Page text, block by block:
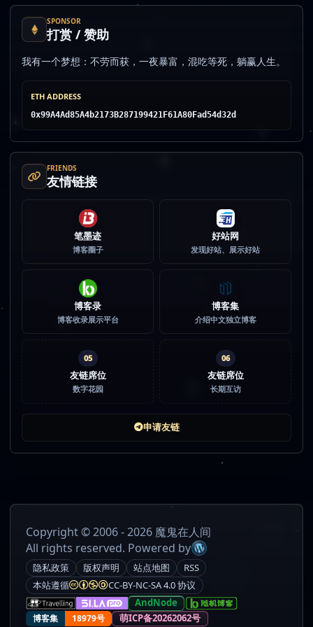
SPONSOR
打赏 / 赞助
我有一个梦想：不劳而获，一夜暴富，混吃等死，躺赢人生。
ETH ADDRESS
0x99A4Ad85A4b2173B287199421F61A80Fad54d32d
FRIENDS
友情链接
笔墨迹
博客圈子
好站网
发现好站、展示好站
博客录
博客收录展示平台
博客集
介绍中文独立博客
05
友链席位
数字花园
06
友链席位
长期互访
申请友链
Copyright © 2006 - 2026 魔鬼在人间
All rights reserved. Powered by
隐私政策 版权声明 站点地图
RSS
本站遵循
CC-BY-NC-SA 4.0 协议
AndNode
博客集 18979号 萌ICP备20262062号